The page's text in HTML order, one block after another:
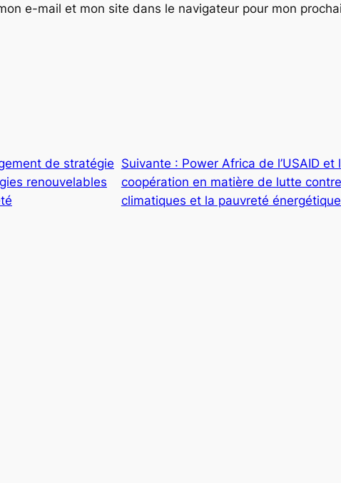
e-mail et mon site dans le navigateur pour mon
de stratégie
renouvelables
Suivante : Power Africa de l’USAID
coopération en matière de lutte
climatiques et la pauvreté